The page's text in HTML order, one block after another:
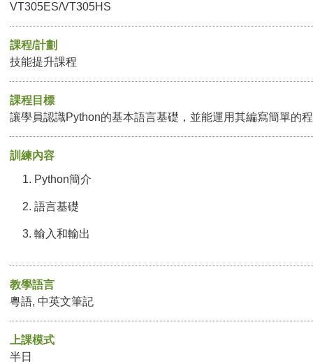
VT305ES/VT305HS
課程/計劃
技能提升課程
課程目標
讓學員認識Python的基本語言基礎，並能運用其編寫簡單的
訓練內容
Python簡介
語言基礎
輸入和輸出
教學語言
粵語, 中英文筆記
上課模式
半日